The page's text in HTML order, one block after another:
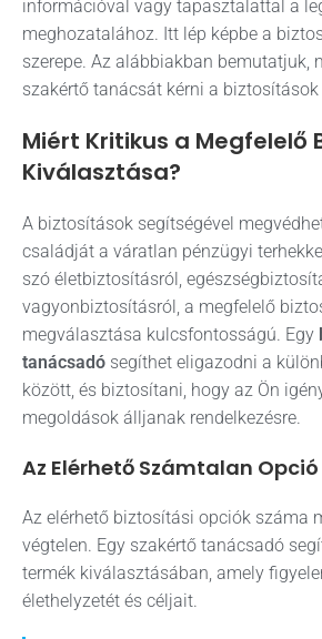
információval vagy tapasztalattal a
meghozatalához. Itt lép képbe a
szerepe. Az alábbiakban bemutatjuk,
szakértő tanácsát kérni a biztosítások
Miért Kritikus a Megfelelő
Kiválasztása?
A biztosítások segítségével
családját a váratlan pénzügyi
szó életbiztosításról,
vagyonbiztosításról, a megfelelő
megválasztása kulcsfontosságú. Egy
tanácsadó segíthet eligazodni a
között, és biztosítani, hogy az Ön
megoldások álljanak rendelkezésre.
Az Elérhető Számtalan Opció
Az elérhető biztosítási opciók száma
végtelen. Egy szakértő tanácsadó
termék kiválasztásában, amely
élethelyzetét és céljait.